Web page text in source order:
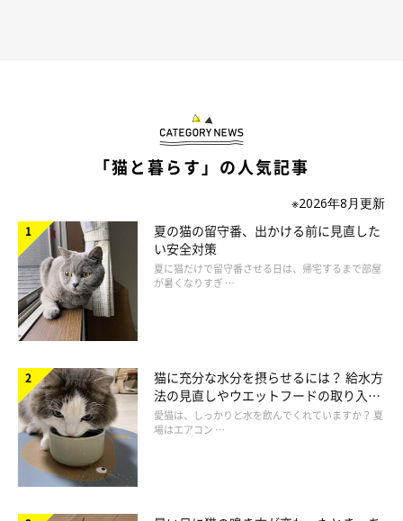
最後に、手全体を使ってゆっくりと猫のお腹をさすります。時計
回りでも反対でもOK。飼い主さんがやりやすい方向に手を動か
しましょう。どのマッサージ時も“円を描く”ことを忘れずに。
出典／「ねこのきもち」１月号 『３ステップで血行促進！』冷
えとりマッサージ』（監修：中桐由貴先生）
「猫と暮らす」の人気記事
※2026年8月更新
夏の猫の留守番、出かける前に見直した
い安全対策
夏に猫だけで留守番させる日は、帰宅するまで部屋
が暑くなりすぎ …
猫に充分な水分を摂らせるには？ 給水方
法の見直しやウエットフードの取り入れ
方を解説
愛猫は、しっかりと水を飲んでくれていますか？ 夏
場はエアコン …